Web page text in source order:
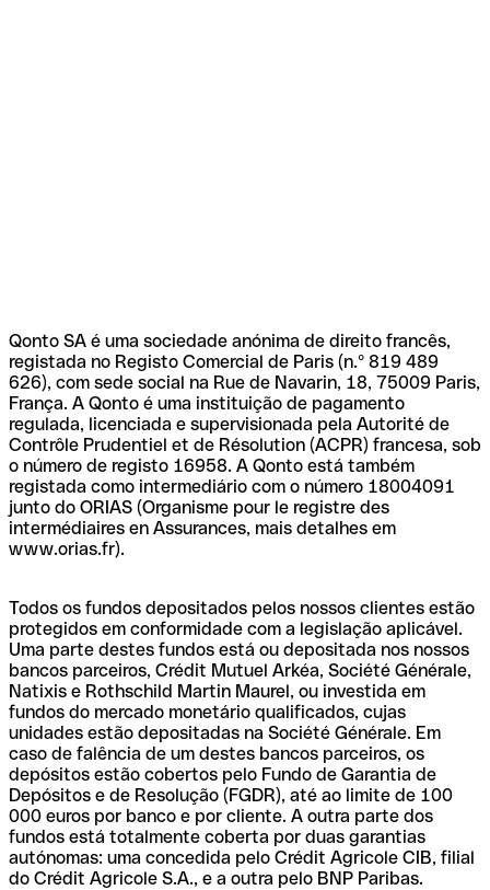
Qonto SA é uma sociedade anónima de direito francês,
registada no Registo Comercial de Paris (n.º 819 489
626), com sede social na Rue de Navarin, 18, 75009 Paris,
França. A Qonto é uma instituição de pagamento
regulada, licenciada e supervisionada pela Autorité de
Contrôle Prudentiel et de Résolution (ACPR) francesa, sob
o número de registo 16958. A Qonto está também
registada como intermediário com o número 18004091
junto do ORIAS (Organisme pour le registre des
intermédiaires en Assurances, mais detalhes em
www.orias.fr).
Todos os fundos depositados pelos nossos clientes estão
protegidos em conformidade com a legislação aplicável.
Uma parte destes fundos está ou depositada nos nossos
bancos parceiros, Crédit Mutuel Arkéa, Société Générale,
Natixis e Rothschild Martin Maurel, ou investida em
fundos do mercado monetário qualificados, cujas
unidades estão depositadas na Société Générale. Em
caso de falência de um destes bancos parceiros, os
depósitos estão cobertos pelo Fundo de Garantia de
Depósitos e de Resolução (FGDR), até ao limite de 100
000 euros por banco e por cliente. A outra parte dos
fundos está totalmente coberta por duas garantias
autónomas: uma concedida pelo Crédit Agricole CIB, filial
do Crédit Agricole S.A., e a outra pelo BNP Paribas.